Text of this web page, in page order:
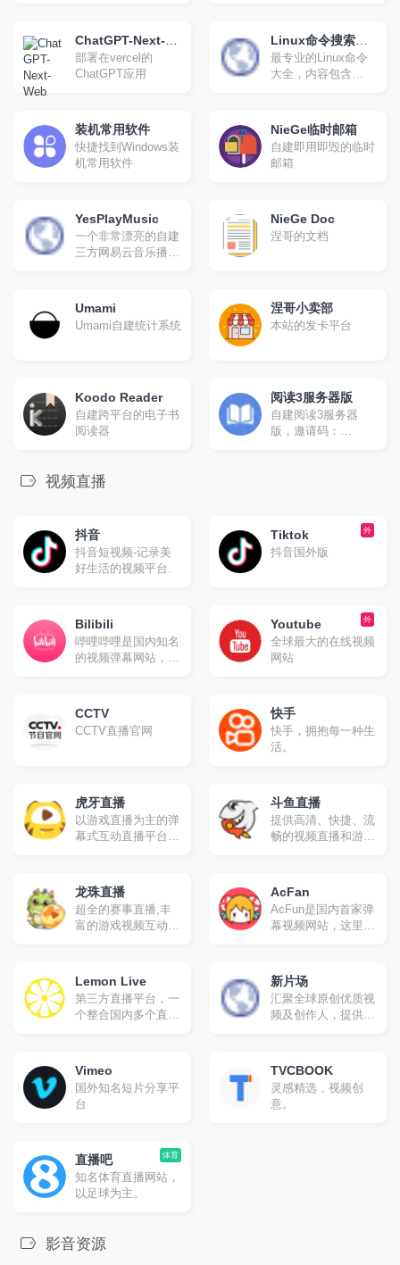
析,json转xml,xml转
json,json解析,json在
线解析,json在线解析
及格式化,unix时间戳
ChatGPT-Next-
Web
部署在vercel的
ChatGPT应用
Linux命令搜索引
擎
最专业的Linux命令
大全，内容包含
的Linux命令速查手
册。
装机常用软件
快捷找到Windows装
机常用软件
NieGe临时邮箱
自建即用即毁的临时
邮箱
YesPlayMusic
一个非常漂亮的自建
三方网易云音乐播放
NieGe Doc
涅哥的文档
Umami
Umami自建统计系统
涅哥小卖部
本站的发卡平台
Koodo Reader
自建跨平台的电子书
阅读器
阅读3服务器版
自建阅读3服务器
版，邀请码：
视频直播
抖音
抖音短视频-记录美
好生活的视频平台.
外
Tiktok
抖音国外版
Bilibili
哔哩哔哩是国内知名
的视频弹幕网站，这
围，有创意的Up
主。大家可以在这里
找到许多欢乐。
外
Youtube
全球最大的在线视频
网站
CCTV
CCTV直播官网
快手
快手，拥抱每一种生
活。
虎牙直播
以游戏直播为主的弹
幕式互动直播平台，
电竞赛事直播与游戏
赛事直播，手游直播
等。包含英雄联盟
lol，王者荣耀，绝地
dota2、dnf等热门游
戏直播以及单机游
戏、手游等游戏直
斗鱼直播
提供高清、快捷、流
畅的视频直播和游戏
越火线cf直播、
dota2直播、美女直
播等各类热门游戏赛
事直播
龙珠直播
超全的赛事直播,丰
富的游戏视频互动平
SSC、F1天王赛等
顶级赛事的高清、流
畅直播,为玩家个人
直播提供全面支持,
花絮视频,这里是观
看比赛、选手、解
说、美女直播和视频
AcFan
AcFun是国内首家弹
幕视频网站，这里有
趣的UP主，好玩有
科技感的虚拟偶像，
年轻人都在用。
Lemon Live
第三方直播平台，一
个整合国内多个直播
无广告纯净版，代码
开源在GitHub，支持
虎牙、斗鱼、
BILIBILI直播、网易
新片场
汇聚全球原创优质视
频及创作人，提供
视频艺术学习教程，
正版视觉素材交易
等，与百万创作人一
起成长。
Vimeo
国外知名短片分享平
台
TVCBOOK
灵感精选，视频创
意。
体育
直播吧
知名体育直播网站，
以足球为主。
影音资源